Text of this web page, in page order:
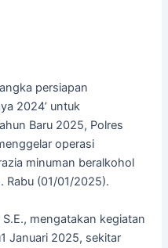
persiapan
2024’ untuk
Baru 2025, Polres
operasi
minuman beralkohol
Rabu (01/01/2025).
mengatakan kegiatan
Januari 2025, sekitar